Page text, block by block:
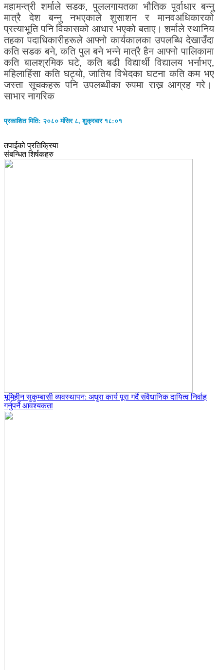
महामन्त्री शर्माले सडक, पुललगायतका भौतिक पूर्वाधार बन्नु
मात्रै देश बन्नु नभएकाले शुसाशन र मानवअधिकारको
प्रत्याभूति पनि विकासको आधार भएको बताए। शर्माले स्थानिय
तहका पदाधिकारीहरूले आफ्नो कार्यकालका उपलब्धि देखाउँदा
कति सडक बने, कति पुल बने भन्ने मात्रै हैन आफ्नो पालिकामा
कति बालश्रमिक घटे, कति बढी विद्यार्थी विद्यालय भर्नाभए,
महिलाहिंसा कति घट्यो, जातिय विभेदका घटना कति कम भए
जस्ता सूचकहरू पनि उपलब्धीका रुपमा राख्न आग्रह गरे।
साभार नागरिक
प्रकाशित मिति: २०८० मंसिर ८, शुक्रबार १८:०१
तपाईको प्रतिक्रिया
संबन्धित शिर्षकहरु
भूमिहीन सुकुम्बासी व्यवस्थापन: अधुरा कार्य पूरा गर्दै संवैधानिक दायित्व निर्वाह
गर्नुपर्ने आवश्यकता